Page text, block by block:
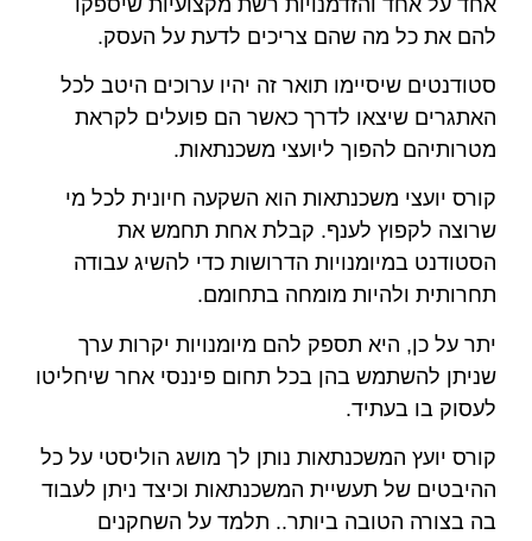
להם את כל מה שהם צריכים לדעת על העסק.
סטודנטים שיסיימו תואר זה יהיו ערוכים היטב לכל
האתגרים שיצאו לדרך כאשר הם פועלים לקראת
מטרותיהם להפוך ליועצי משכנתאות.
קורס יועצי משכנתאות הוא השקעה חיונית לכל מי
שרוצה לקפוץ לענף. קבלת אחת תחמש את
הסטודנט במיומנויות הדרושות כדי להשיג עבודה
תחרותית ולהיות מומחה בתחומם.
יתר על כן, היא תספק להם מיומנויות יקרות ערך
שניתן להשתמש בהן בכל תחום פיננסי אחר שיחליטו
לעסוק בו בעתיד.
קורס יועץ המשכנתאות נותן לך מושג הוליסטי על כל
ההיבטים של תעשיית המשכנתאות וכיצד ניתן לעבוד
בה בצורה הטובה ביותר.. תלמד על השחקנים